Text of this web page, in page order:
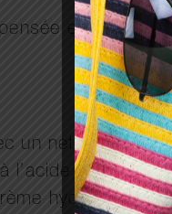
est
un nettoyant
l’acide
hydratante